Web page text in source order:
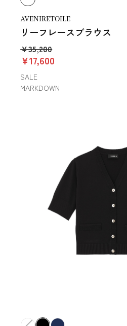
AVENIRETOILE
リーフレースブラウス
￥35,200
￥17,600
SALE
MARKDOWN